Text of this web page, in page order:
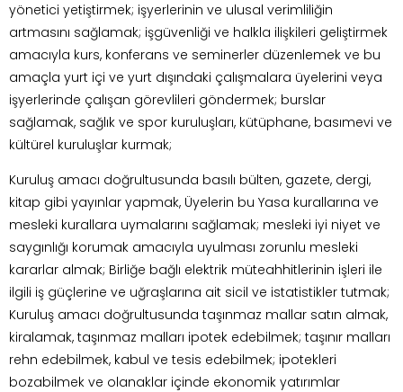
yönetici yetiştirmek; işyerlerinin ve ulusal verimliliğin
artmasını sağlamak; işgüvenliği ve halkla ilişkileri geliştirmek
amacıyla kurs, konferans ve seminerler düzenlemek ve bu
amaçla yurt içi ve yurt dışındaki çalışmalara üyelerini veya
işyerlerinde çalışan görevlileri göndermek; burslar
sağlamak, sağlık ve spor kuruluşları, kütüphane, basımevi ve
kültürel kuruluşlar kurmak;
Kuruluş amacı doğrultusunda basılı bülten, gazete, dergi,
kitap gibi yayınlar yapmak, Üyelerin bu Yasa kurallarına ve
mesleki kurallara uymalarını sağlamak; mesleki iyi niyet ve
saygınlığı korumak amacıyla uyulması zorunlu mesleki
kararlar almak; Birliğe bağlı elektrik müteahhitlerinin işleri ile
ilgili iş güçlerine ve uğraşlarına ait sicil ve istatistikler tutmak;
Kuruluş amacı doğrultusunda taşınmaz mallar satın almak,
kiralamak, taşınmaz malları ipotek edebilmek; taşınır malları
rehn edebilmek, kabul ve tesis edebilmek; ipotekleri
bozabilmek ve olanaklar içinde ekonomik yatırımlar